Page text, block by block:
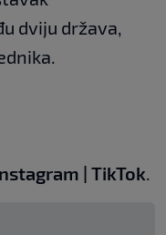
dviju država,
| TikTok.